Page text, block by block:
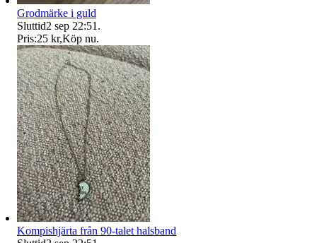
Grodmärke i guld
Sluttid2 sep 22:51 .
Pris:25 kr,Köp nu.
Kompishjärta från 90-talet halsband